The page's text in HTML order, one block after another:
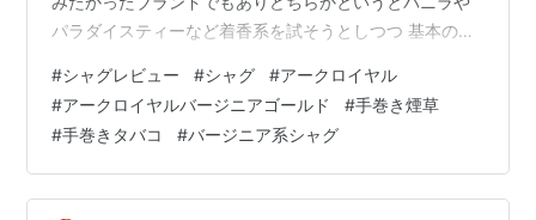
パラダイスティーなど着香系を試そうとしつつ 基本のバ
り喫味なるほどピュアバージニアを謳ってはいるがバー
ジニアの甘さを補う自然な着香はされているようです
す〜なるほど甘いですねその甘さはとても自然で日本酒
に例えるならば日本酒に風味を損なわないアルコールを
添加した本醸造系ワインに例えるならば、強化アルコー
#シャグレビュー #シャグ #アークロイヤル
#アークロイヤルバージニアゴールド #手巻き煙草
#手巻きタバコ #バージニア系シャグ